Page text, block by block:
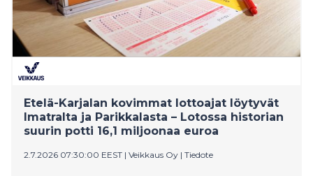
Etelä-Karjalan kovimmat lottoajat löytyvät
Imatralta ja Parikkalasta – Lotossa historian
suurin potti 16,1 miljoonaa euroa
2.7.2026 07:30:00 EEST | Veikkaus Oy | Tiedote